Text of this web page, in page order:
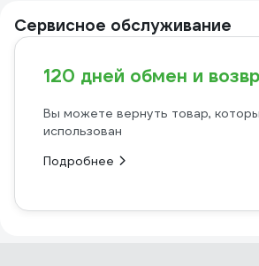
Сервисное обслуживание
120 дней обмен и
Вы можете вернуть товар,
использован
Подробнее